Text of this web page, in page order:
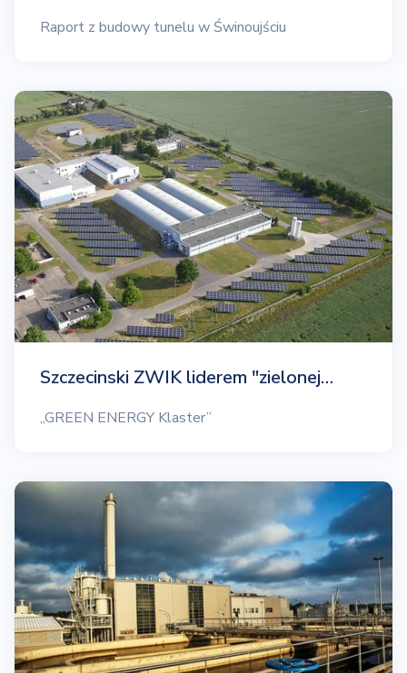
Raport z budowy tunelu w Świnoujściu
Szczecinski ZWIK liderem "zielonej…
„GREEN ENERGY Klaster”